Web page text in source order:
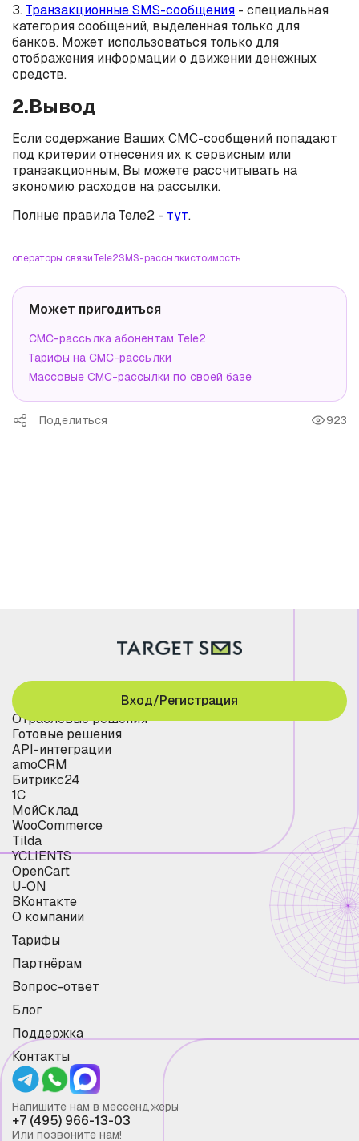
3.Транзакционные SMS-сообщения - специальная
категория сообщений, выделенная только для
банков. Может использоваться только для
отображения информации о движении денежных
средств.
2.Вывод
Если содержание Ваших СМС-сообщений попадают
под критерии отнесения их к сервисным или
транзакционным, Вы можете рассчитывать на
экономию расходов на рассылки.
Полные правила Теле2 - тут.
операторы связиTele2SMS-рассылкистоимость
Может пригодиться
СМС-рассылка абонентам Tele2
Тарифы на СМС-рассылки
Массовые СМС-рассылки по своей базе
Поделиться 923
Отраслевые решения
Готовые решения
API-интеграции
amoCRM
Битрикс24
1С
МойСклад
WooCommerce
Tilda
YCLIENTS
OpenCart
U-ON
ВКонтакте
О компании
Тарифы
Партнёрам
Вопрос-ответ
Блог
Поддержка
Контакты
Вход/Регистрация
Напишите нам в мессенджеры
+7 (495) 966-13-03
Или позвоните нам!